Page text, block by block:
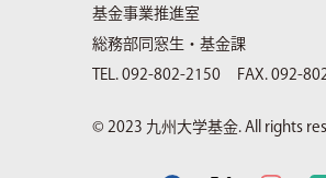
基金事業推進室
総務部同窓生・基金課
TEL. 092-802-2150
FAX. 092-
© 2023 九州大学基金. All rights